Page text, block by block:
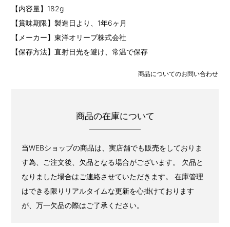
【内容量】182g
【賞味期限】製造日より、1年6ヶ月
【メーカー】東洋オリーブ株式会社
【保存方法】直射日光を避け、常温で保存
商品についてのお問い合わせ
商品の在庫について
当WEBショップの商品は、実店舗でも販売をしておりま
す為、ご注文後、欠品となる場合がございます。 欠品と
なりました場合はご連絡させていただきます。 在庫管理
はできる限りリアルタイムな更新を心掛けております
が、万一欠品の際はご了承ください。